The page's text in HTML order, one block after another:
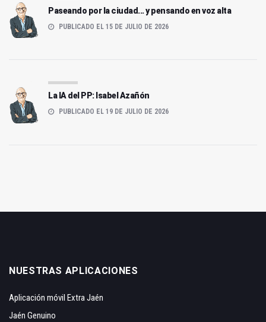
Paseando por la ciudad... y pensando en voz alta
PUBLICADO EL 15 DE JULIO DE 2026
La IA del PP: Isabel Azañón
PUBLICADO EL 19 DE JULIO DE 2026
NUESTRAS APLICACIONES
Aplicación móvil Extra Jaén
Jaén Genuino